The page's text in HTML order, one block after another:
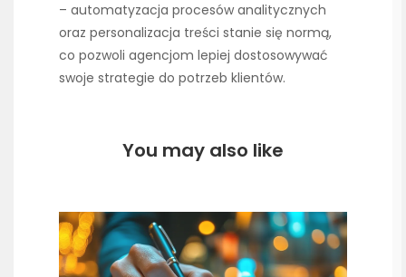
– automatyzacja procesów analitycznych
oraz personalizacja treści stanie się normą,
co pozwoli agencjom lepiej dostosowywać
swoje strategie do potrzeb klientów.
You may also like